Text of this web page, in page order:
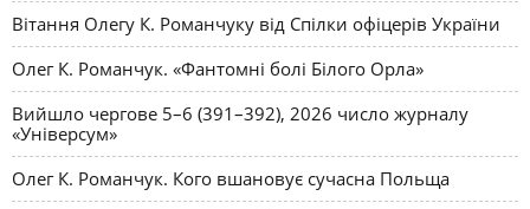
Вітання Олегу К. Романчуку від Спілки офіцерів України
Олег К. Романчук. «Фантомні болі Білого Орла»
Вийшло чергове 5–6 (391–392), 2026 число журналу
«Універсум»
Олег К. Романчук. Кого вшановує сучасна Польща